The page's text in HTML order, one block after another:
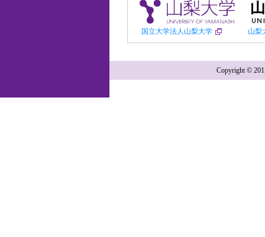
国立大学法人山梨大学 山梨
Copyright ©